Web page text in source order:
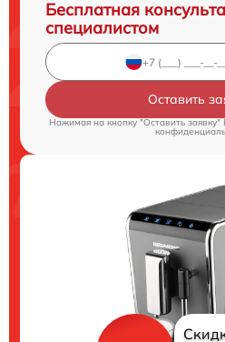
Бесплатная
специалистом
Оставить
Нажимая на кнопку "Оставить заявку"